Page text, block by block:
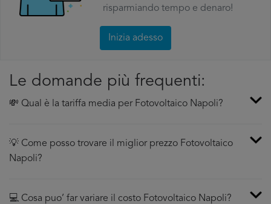
risparmiando tempo e denaro!
Inizia adesso
Le domande più frequenti:
💸 Qual è la tariffa media per Fotovoltaico Napoli?
💡 Come posso trovare il miglior prezzo Fotovoltaico
Napoli?
💻 Cosa puo’ far variare il costo Fotovoltaico Napoli?